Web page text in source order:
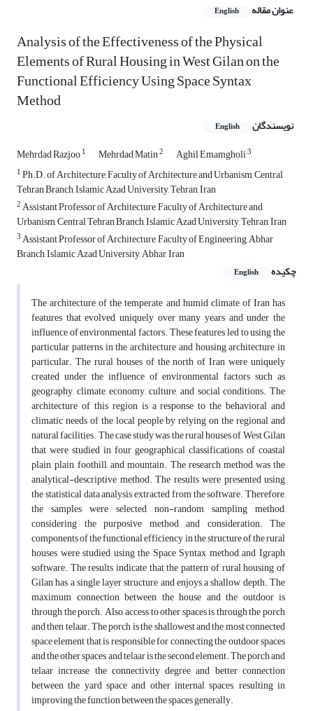
عنوان مقاله English
Analysis of the Effectiveness of the Physical
Elements of Rural Housing in West Gilan on the
Functional Efficiency Using Space Syntax
Method
نویسندگان English
Mehrdad Razjoo1 Mehrdad Matin2 Aghil Emamgholi3
1Ph.D. of Architecture, Faculty of Architecture and Urbanism, Central
Tehran Branch, Islamic Azad University, Tehran, Iran
2Assistant Professor of Architecture, Faculty of Architecture and
Urbanism, Central Tehran Branch, Islamic Azad University, Tehran, Iran
3Assistant Professor of Architecture, Faculty of Engineering, Abhar
Branch, Islamic Azad University, Abhar, Iran
چکیده
English
The architecture of the temperate and humid climate of Iran has
features that evolved uniquely over many years and under the
influence of environmental factors. These features led to using the
particular patterns in the architecture and housing architecture in
particular. The rural houses of the north of Iran were uniquely
created under the influence of environmental factors such as
geography, climate, economy, culture, and social conditions. The
architecture of this region is a response to the behavioral and
climatic needs of the local people by relying on the regional and
natural facilities. The case study was the rural houses of West Gilan
that were studied in four geographical classifications of coastal
plain, plain, foothill, and mountain. The research method was the
analytical-descriptive method. The results were presented using
the statistical data analysis extracted from the software. Therefore,
the samples were selected non-random sampling method,
considering the purposive method and consideration. The
components of the functional efficiency in the structure of the rural
houses were studied using the Space Syntax method and Igraph
software. The results indicate that the pattern of rural housing of
Gilan has a single layer structure and enjoys a shallow depth. The
maximum connection between the house and the outdoor is
through the porch. Also, access to other spaces is through the porch
and then telaar. The porch is the shallowest and the most connected
space element that is responsible for connecting the outdoor spaces
and the other spaces, and telaar is the second element. The porch and
telaar increase the connectivity degree and better connection
between the yard space and other internal spaces, resulting in
improving the function between the spaces generally.